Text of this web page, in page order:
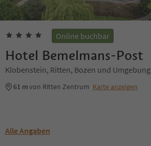
Online buchbar
Hotel Bemelmans-Post
Klobenstein, Ritten, Bozen und Umgebung
61 mvon Ritten Zentrum Karte anzeigen
Alle Angaben